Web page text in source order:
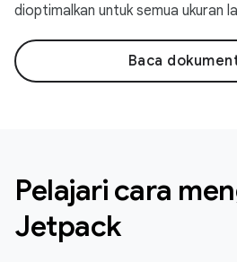
dioptimalkan untuk semua ukuran
Baca
Pelajari cara
Jetpack